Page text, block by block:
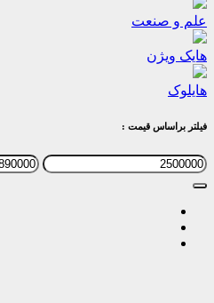
علم و صنعت
هایک ویژن
هایلوک
فیلتر براساس قیمت :
حداقل
حداکثر